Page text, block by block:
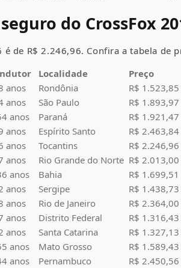
do CrossFox
é de R$ 2.246,96. Confira a tabela de
Localidade
Preço
anos Rondônia
R$ 1.523,85
anos São Paulo
R$ 1.893,97
anos Paraná
R$ 1.921,47
anos Espírito Santo
R$ 2.463,84
anos Tocantins
R$ 2.246,96
anos Rio Grande do Norte R$ 2.013,00
anos Bahia
R$ 1.699,51
anos Sergipe
R$ 1.438,73
anos Rio de Janeiro
R$ 2.364,00
anos Distrito Federal
R$ 1.316,43
anos Santa Catarina
R$ 1.327,13
anos Mato Grosso
R$ 1.589,43
anos Pernambuco
R$ 2.450,56